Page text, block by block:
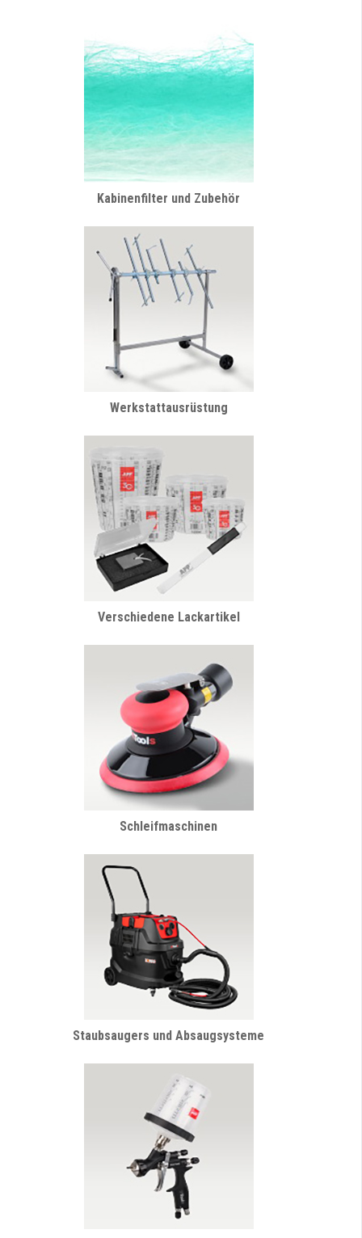
Kabinenfilter und Zubehör
Werkstattausrüstung
Verschiedene Lackartikel
Schleifmaschinen
Staubsaugers und Absaugsysteme